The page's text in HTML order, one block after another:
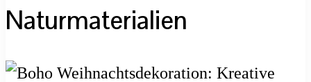
Naturmaterialien